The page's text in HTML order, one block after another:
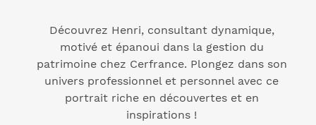
Découvrez Henri, consultant dynamique,
motivé et épanoui dans la gestion du
patrimoine chez Cerfrance. Plongez dans son
univers professionnel et personnel avec ce
portrait riche en découvertes et en
inspirations !